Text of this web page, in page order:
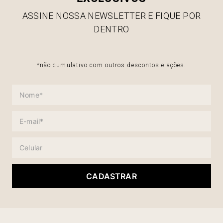
ASSINE NOSSA NEWSLETTER E FIQUE POR
DENTRO
*não cumulativo com outros descontos e ações.
CADASTRAR